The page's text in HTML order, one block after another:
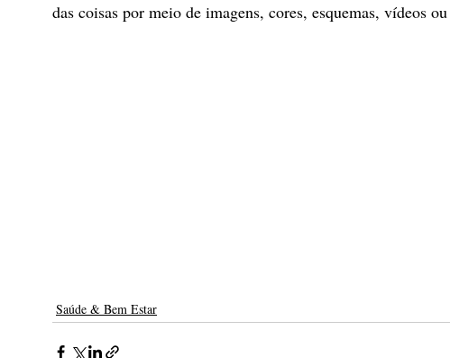
das coisas por meio de imagens, cores, esquemas, vídeos
Saúde & Bem Estar